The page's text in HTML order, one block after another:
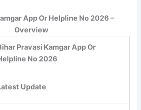
App Or Helpline No 2026 –
Overview
Pravasi Kamgar App Or
No 2026
Update